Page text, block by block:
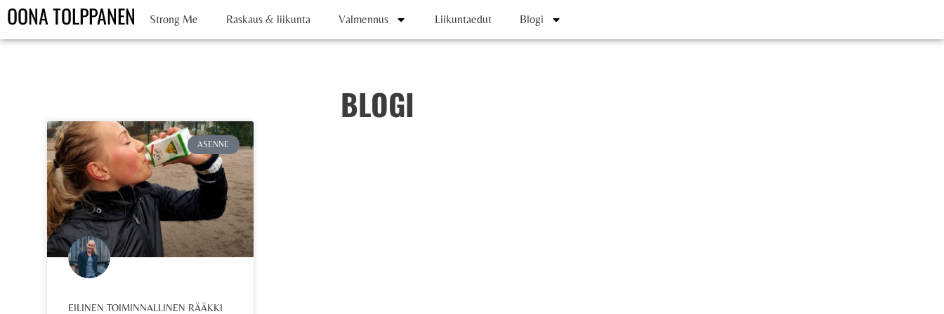
OONA TOLPPANEN Strong Me Raskaus & liikunta Valmennus Liikuntaedut Blogi
BLOGI
ASENNE
EILINEN TOIMINNALLINEN RÄÄKKI